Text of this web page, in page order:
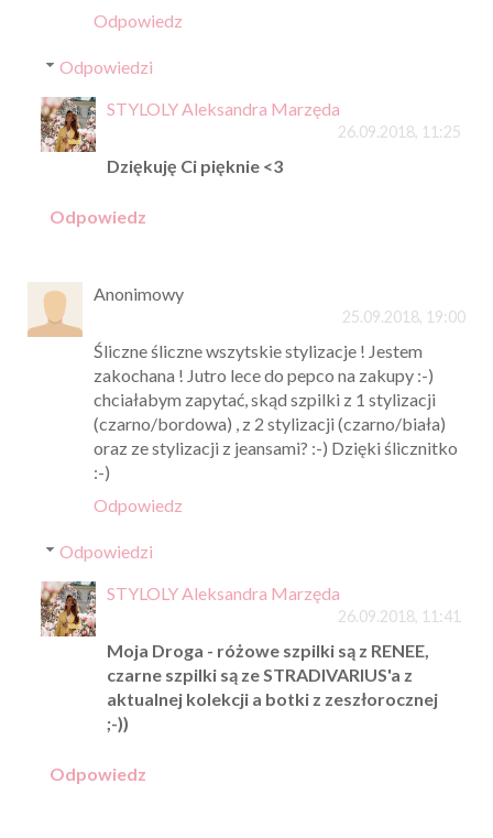
Odpowiedz
Odpowiedzi
STYLOLY Aleksandra Marzęda
26.09.2018, 11:25
Dziękuję Ci pięknie <3
Odpowiedz
Anonimowy
25.09.2018, 19:00
Śliczne śliczne wszytskie stylizacje ! Jestem
zakochana ! Jutro lece do pepco na zakupy :-)
chciałabym zapytać, skąd szpilki z 1 stylizacji
(czarno/bordowa) , z 2 stylizacji (czarno/biała)
oraz ze stylizacji z jeansami? :-) Dzięki ślicznitko
:-)
Odpowiedz
Odpowiedzi
STYLOLY Aleksandra Marzęda
26.09.2018, 11:41
Moja Droga - różowe szpilki są z RENEE,
czarne szpilki są ze STRADIVARIUS'a z
aktualnej kolekcji a botki z zeszłorocznej
;-))
Odpowiedz